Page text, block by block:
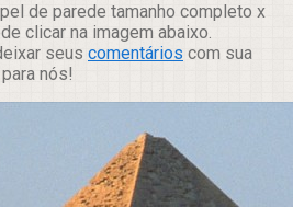
de parede tamanho completo x
clicar na imagem abaixo.
seus comentários com sua
nós!